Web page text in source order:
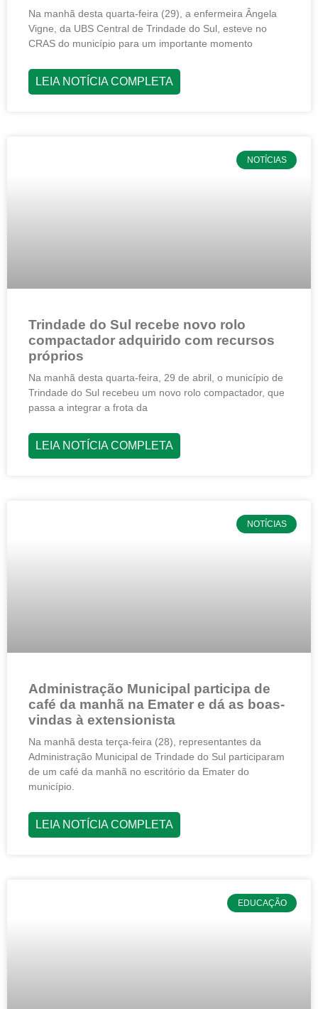
Na manhã desta quarta-feira (29), a enfermeira Ângela
Vigne, da UBS Central de Trindade do Sul, esteve no
CRAS do município para um importante momento
LEIA NOTÍCIA COMPLETA
NOTÍCIAS
Trindade do Sul recebe novo rolo
compactador adquirido com recursos
próprios
Na manhã desta quarta-feira, 29 de abril, o município de
Trindade do Sul recebeu um novo rolo compactador, que
passa a integrar a frota da
LEIA NOTÍCIA COMPLETA
NOTÍCIAS
Administração Municipal participa de
café da manhã na Emater e dá as boas-
vindas à extensionista
Na manhã desta terça-feira (28), representantes da
Administração Municipal de Trindade do Sul participaram
de um café da manhã no escritório da Emater do
município.
LEIA NOTÍCIA COMPLETA
EDUCAÇÃO